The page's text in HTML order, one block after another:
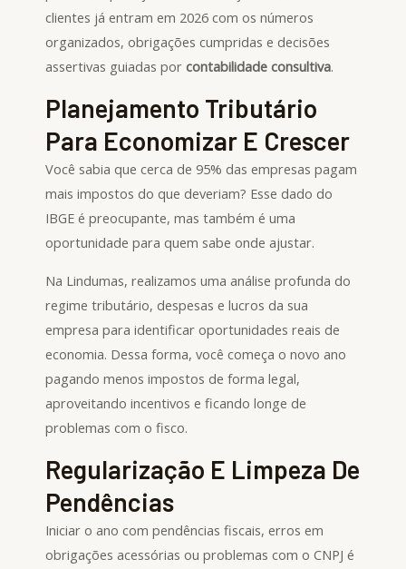
clientes já entram em 2026 com os números
organizados, obrigações cumpridas e decisões
assertivas guiadas por contabilidade consultiva.
Planejamento Tributário
Para Economizar E Crescer
Você sabia que cerca de 95% das empresas pagam
mais impostos do que deveriam? Esse dado do
IBGE é preocupante, mas também é uma
oportunidade para quem sabe onde ajustar.
Na Lindumas, realizamos uma análise profunda do
regime tributário, despesas e lucros da sua
empresa para identificar oportunidades reais de
economia. Dessa forma, você começa o novo ano
pagando menos impostos de forma legal,
aproveitando incentivos e ficando longe de
problemas com o fisco.
Regularização E Limpeza De
Pendências
Iniciar o ano com pendências fiscais, erros em
obrigações acessórias ou problemas com o CNPJ é